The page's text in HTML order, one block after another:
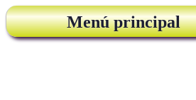
Menú principal